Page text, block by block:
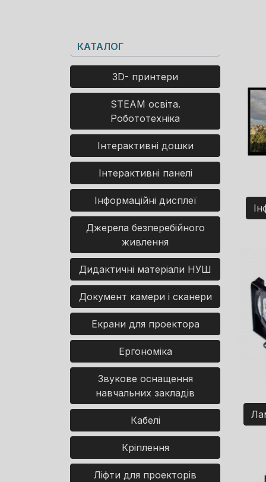
КАТАЛОГ
3D- принтери
STEAM освіта.
Робототехніка
Інтерактивні дошки
Інтерактивні панелі
Інформаційні дисплеї
Джерела безперебійного
живлення
Дидактичні матеріали НУШ
Документ камери і сканери
Екрани для проектора
Ергономіка
Звукове оснащення
навчальних закладів
Кабелі
Кріплення
Ліфти для проекторів